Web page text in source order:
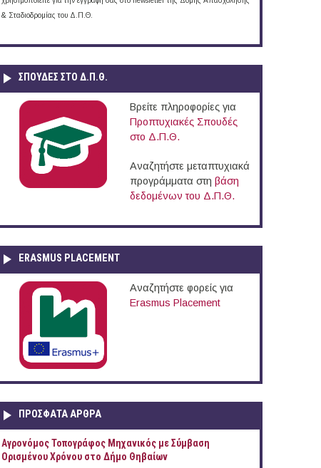
& Σταδιοδρομίας του Δ.Π.Θ.
ΣΠΟΥΔΈΣ ΣΤΟ Δ.Π.Θ.
Βρείτε πληροφορίες για
Προπτυχιακές Σπουδές
στο Δ.Π.Θ.
Αναζητήστε μεταπτυχιακά
προγράμματα στη βάση
δεδομένων του Δ.Π.Θ.
ERASMUS PLACEMENT
Αναζητήστε φορείς για
Erasmus Placement
ΠΡOΣΦΑΤΑ AΡΘΡΑ
Αγρονόμος Τοπογράφος Μηχανικός με Σύμβαση
Ορισμένου Χρόνου στο Δήμο Θηβαίων